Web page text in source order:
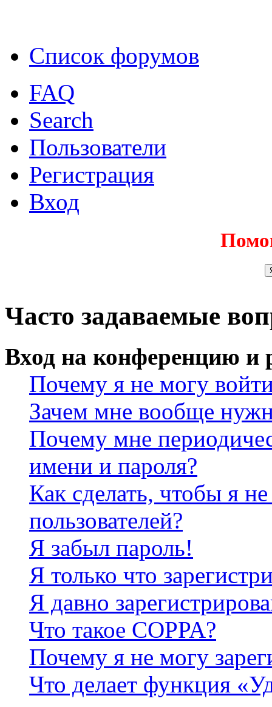
Список форумов
FAQ
Search
Пользователи
Регистрация
Вход
Часто задаваемые
Вход на конференцию и
Почему я не могу
Зачем мне вообще
Почему мне
имени и пароля?
Как сделать, чтобы я
пользователей?
Я забыл пароль!
Я только что
Я давно
Что такое COPPA?
Почему я не могу
Что делает функция